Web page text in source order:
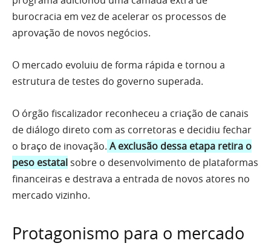
burocracia em vez de acelerar os processos de
aprovação de novos negócios.
O mercado evoluiu de forma rápida e tornou a
estrutura de testes do governo superada.
O órgão fiscalizador reconheceu a criação de canais
de diálogo direto com as corretoras e decidiu fechar
o braço de inovação. A exclusão dessa etapa retira o
peso estatal sobre o desenvolvimento de plataformas
financeiras e destrava a entrada de novos atores no
mercado vizinho.
Protagonismo para o mercado